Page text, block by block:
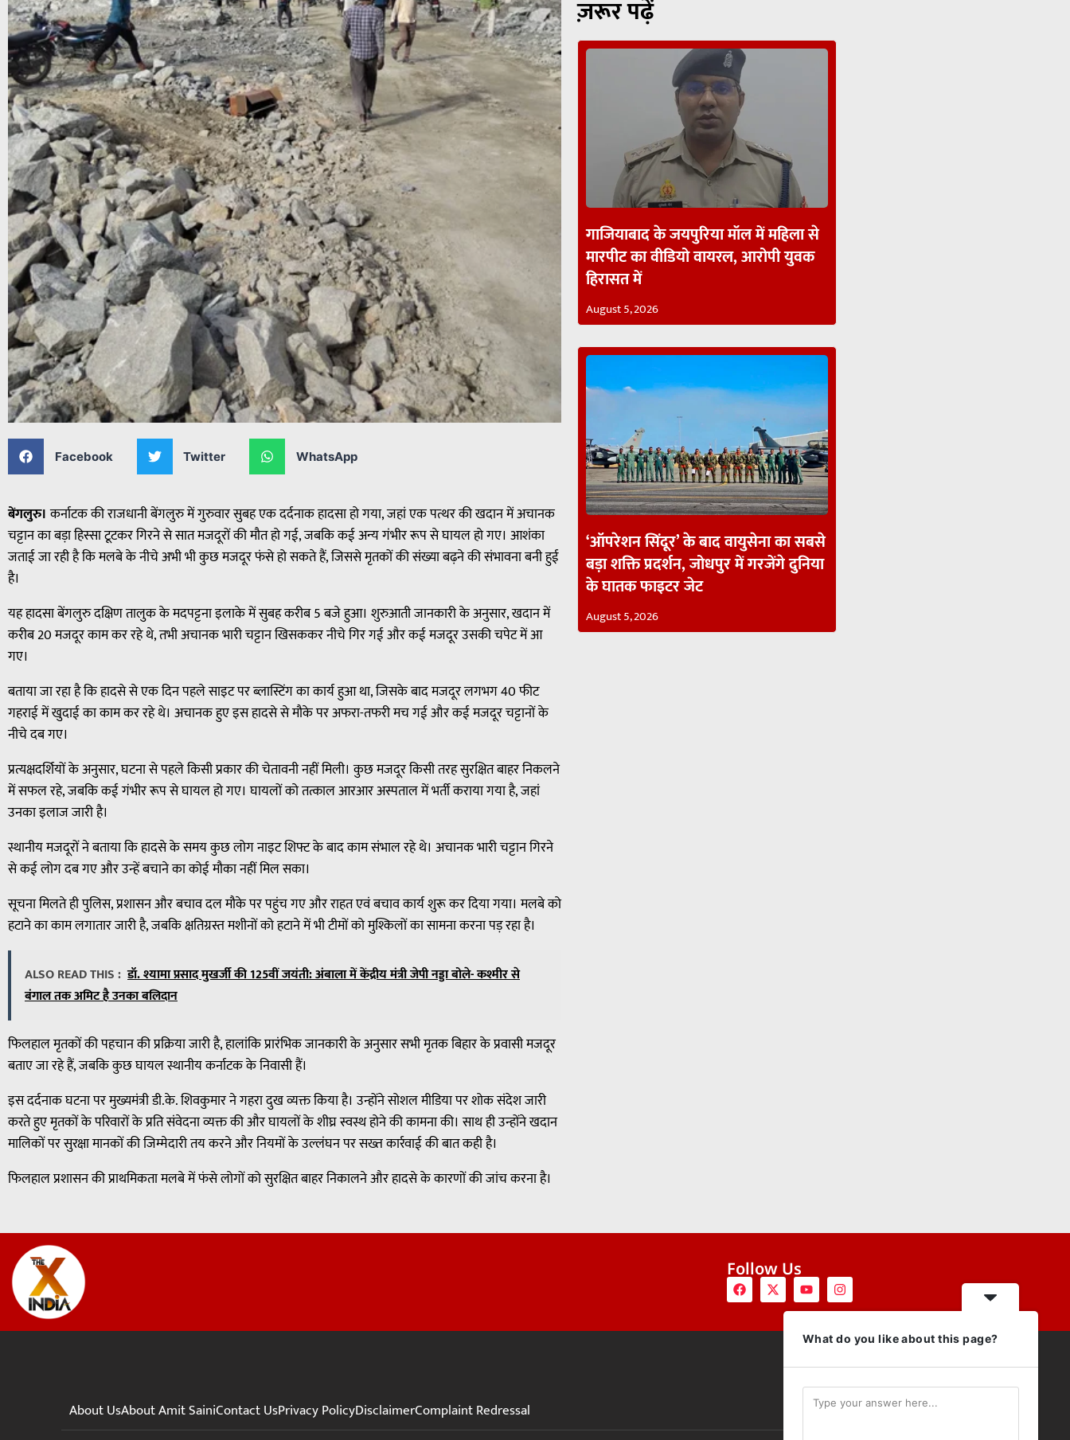
Facebook Twitter WhatsApp
बेंगलुरु।कर्नाटक की राजधानी बेंगलुरु में गुरुवार सुबह एक दर्दनाक हादसा हो गया, जहां एक पत्थर की खदान में अचानक
चट्टान का बड़ा हिस्सा टूटकर गिरने से सात मजदूरों की मौत हो गई, जबकि कई अन्य गंभीर रूप से घायल हो गए। आशंका
जताई जा रही है कि मलबे के नीचे अभी भी कुछ मजदूर फंसे हो सकते हैं, जिससे मृतकों की संख्या बढ़ने की संभावना बनी हुई
है।
यह हादसा बेंगलुरु दक्षिण तालुक के मदपट्टना इलाके में सुबह करीब 5 बजे हुआ। शुरुआती जानकारी के अनुसार, खदान में
करीब 20 मजदूर काम कर रहे थे, तभी अचानक भारी चट्टान खिसककर नीचे गिर गई और कई मजदूर उसकी चपेट में आ
गए।
बताया जा रहा है कि हादसे से एक दिन पहले साइट पर ब्लास्टिंग का कार्य हुआ था, जिसके बाद मजदूर लगभग 40 फीट
गहराई में खुदाई का काम कर रहे थे। अचानक हुए इस हादसे से मौके पर अफरा-तफरी मच गई और कई मजदूर चट्टानों के
नीचे दब गए।
प्रत्यक्षदर्शियों के अनुसार, घटना से पहले किसी प्रकार की चेतावनी नहीं मिली। कुछ मजदूर किसी तरह सुरक्षित बाहर निकलने
में सफल रहे, जबकि कई गंभीर रूप से घायल हो गए। घायलों को तत्काल आरआर अस्पताल में भर्ती कराया गया है, जहां
उनका इलाज जारी है।
स्थानीय मजदूरों ने बताया कि हादसे के समय कुछ लोग नाइट शिफ्ट के बाद काम संभाल रहे थे। अचानक भारी चट्टान गिरने
से कई लोग दब गए और उन्हें बचाने का कोई मौका नहीं मिल सका।
सूचना मिलते ही पुलिस, प्रशासन और बचाव दल मौके पर पहुंच गए और राहत एवं बचाव कार्य शुरू कर दिया गया। मलबे को
हटाने का काम लगातार जारी है, जबकि क्षतिग्रस्त मशीनों को हटाने में भी टीमों को मुश्किलों का सामना करना पड़ रहा है।
ALSO READ THIS : डॉ. श्यामा प्रसाद मुखर्जी की 125वीं जयंती: अंबाला में केंद्रीय मंत्री जेपी नड्डा बोले- कश्मीर से
बंगाल तक अमिट है उनका बलिदान
फिलहाल मृतकों की पहचान की प्रक्रिया जारी है, हालांकि प्रारंभिक जानकारी के अनुसार सभी मृतक बिहार के प्रवासी मजदूर
बताए जा रहे हैं, जबकि कुछ घायल स्थानीय कर्नाटक के निवासी हैं।
इस दर्दनाक घटना पर मुख्यमंत्री डी.के. शिवकुमार ने गहरा दुख व्यक्त किया है। उन्होंने सोशल मीडिया पर शोक संदेश जारी
करते हुए मृतकों के परिवारों के प्रति संवेदना व्यक्त की और घायलों के शीघ्र स्वस्थ होने की कामना की। साथ ही उन्होंने खदान
मालिकों पर सुरक्षा मानकों की जिम्मेदारी तय करने और नियमों के उल्लंघन पर सख्त कार्रवाई की बात कही है।
फिलहाल प्रशासन की प्राथमिकता मलबे में फंसे लोगों को सुरक्षित बाहर निकालने और हादसे के कारणों की जांच करना है।
ज़रूर पढ़ें
गाजियाबाद के जयपुरिया मॉल में महिला से
मारपीट का वीडियो वायरल, आरोपी युवक
हिरासत में
August 5, 2026
‘ऑपरेशन सिंदूर’ के बाद वायुसेना का सबसे
बड़ा शक्ति प्रदर्शन, जोधपुर में गरजेंगे दुनिया
के घातक फाइटर जेट
August 5, 2026
Follow Us
About UsAbout Amit SainiContact UsPrivacy PolicyDisclaimerComplaint Redressal
What do you like about this page?